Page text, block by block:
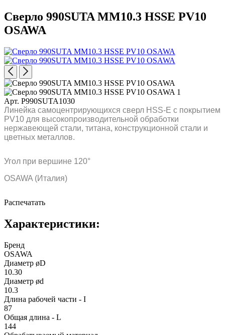
Сверло 990SUTA MM10.3 HSSE PV10
OSAWA
Арт. P990SUTA1030
Линейка самоцентрирующихся сверл HSS-E с покрытием
PV10 для высокопроизводительной обработки
нержавеющей стали, титана, конструкционной стали и
цветных металлов.
Угол при вершине 120°
OSAWA (Италия)
Распечатать
Характеристики:
Бренд
OSAWA
Диаметр øD
10.30
Диаметр ød
10.3
Длина рабочей части - I
87
Общая длина - L
144